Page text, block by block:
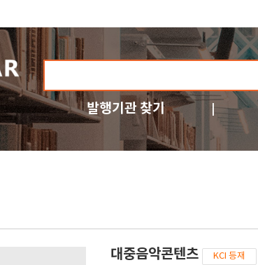
발행기관 찾기
대중음악콘텐츠 KCI 등재